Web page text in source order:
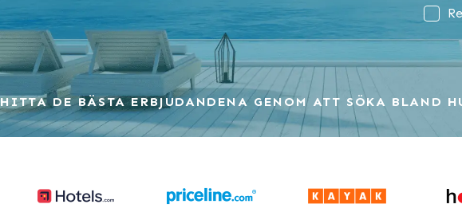
HITTA DE BÄSTA ERBJUDANDENA GENOM ATT SÖKA BLAND